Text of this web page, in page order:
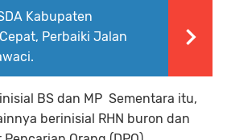
Kabupaten
Perbaiki Jalan
BS dan MP Sementara itu,
berinisial RHN buron dan